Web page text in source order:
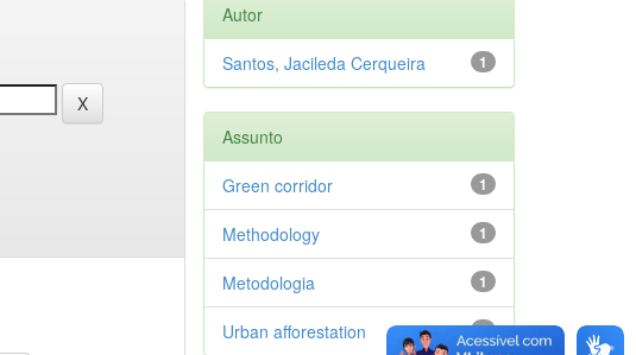
Autor
1
Santos, Jacileda Cerqueira
Assunto
1
Green corridor
1
Methodology
1
Metodologia
1
Urban afforestation